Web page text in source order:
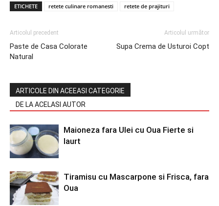
ETICHETE retete culinare romanesti retete de prajituri
Articolul precedent
Paste de Casa Colorate
Natural
Articolul următor
Supa Crema de Usturoi Copt
ARTICOLE DIN ACEEASI CATEGORIE
DE LA ACELASI AUTOR
Maioneza fara Ulei cu Oua Fierte si
Iaurt
Tiramisu cu Mascarpone si Frisca, fara
Oua